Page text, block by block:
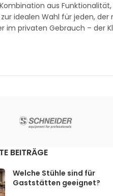
aus
idealen Wahl für jeden,
privaten Gebrauch – der
BEITRÄGE
Welche Stühle sind für
Gaststätten geeignet?